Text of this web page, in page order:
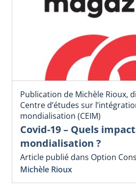
Publication de Michèle Rioux,
Centre d’études sur
mondialisation (CEIM)
Covid-19 – Quels
mondialisation ?
Article publié dans Option
Michèle Rioux